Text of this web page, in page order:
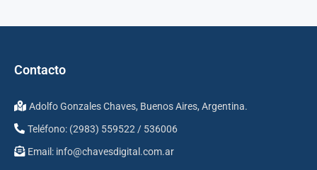
Contacto
Adolfo Gonzales Chaves, Buenos Aires, Argentina.
Teléfono: (2983) 559522 / 536006
Email: info@chavesdigital.com.ar